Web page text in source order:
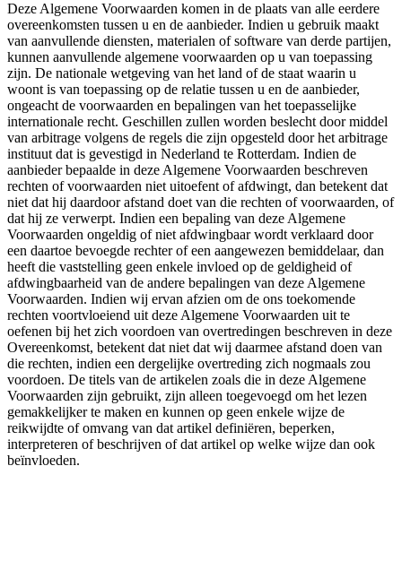
Deze Algemene Voorwaarden komen in de plaats van alle eerdere
overeenkomsten tussen u en de aanbieder. Indien u gebruik maakt
van aanvullende diensten, materialen of software van derde partijen,
kunnen aanvullende algemene voorwaarden op u van toepassing
zijn. De nationale wetgeving van het land of de staat waarin u
woont is van toepassing op de relatie tussen u en de aanbieder,
ongeacht de voorwaarden en bepalingen van het toepasselijke
internationale recht. Geschillen zullen worden beslecht door middel
van arbitrage volgens de regels die zijn opgesteld door het arbitrage
instituut dat is gevestigd in Nederland te Rotterdam. Indien de
aanbieder bepaalde in deze Algemene Voorwaarden beschreven
rechten of voorwaarden niet uitoefent of afdwingt, dan betekent dat
niet dat hij daardoor afstand doet van die rechten of voorwaarden, of
dat hij ze verwerpt. Indien een bepaling van deze Algemene
Voorwaarden ongeldig of niet afdwingbaar wordt verklaard door
een daartoe bevoegde rechter of een aangewezen bemiddelaar, dan
heeft die vaststelling geen enkele invloed op de geldigheid of
afdwingbaarheid van de andere bepalingen van deze Algemene
Voorwaarden. Indien wij ervan afzien om de ons toekomende
rechten voortvloeiend uit deze Algemene Voorwaarden uit te
oefenen bij het zich voordoen van overtredingen beschreven in deze
Overeenkomst, betekent dat niet dat wij daarmee afstand doen van
die rechten, indien een dergelijke overtreding zich nogmaals zou
voordoen. De titels van de artikelen zoals die in deze Algemene
Voorwaarden zijn gebruikt, zijn alleen toegevoegd om het lezen
gemakkelijker te maken en kunnen op geen enkele wijze de
reikwijdte of omvang van dat artikel definiëren, beperken,
interpreteren of beschrijven of dat artikel op welke wijze dan ook
beïnvloeden.